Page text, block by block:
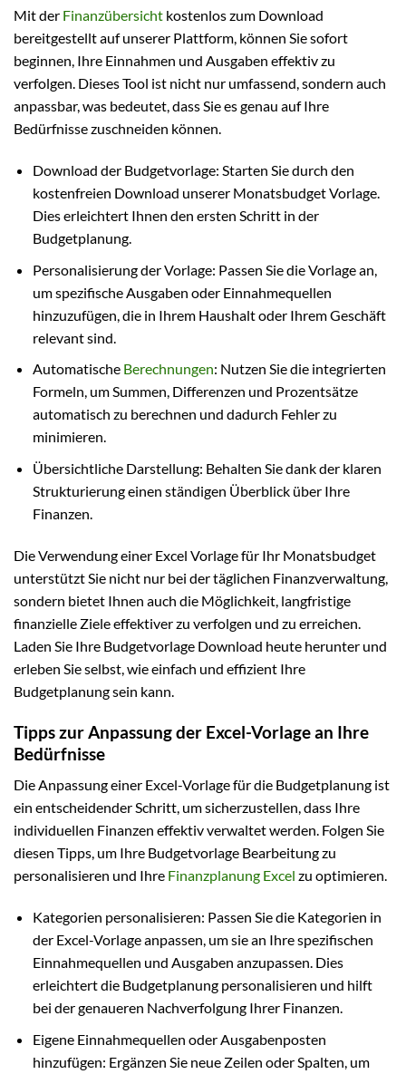
Mit der Finanzübersicht kostenlos zum Download
bereitgestellt auf unserer Plattform, können Sie sofort
beginnen, Ihre Einnahmen und Ausgaben effektiv zu
verfolgen. Dieses Tool ist nicht nur umfassend, sondern auch
anpassbar, was bedeutet, dass Sie es genau auf Ihre
Bedürfnisse zuschneiden können.
Download der Budgetvorlage: Starten Sie durch den
kostenfreien Download unserer Monatsbudget Vorlage.
Dies erleichtert Ihnen den ersten Schritt in der
Budgetplanung.
Personalisierung der Vorlage: Passen Sie die Vorlage an,
um spezifische Ausgaben oder Einnahmequellen
hinzuzufügen, die in Ihrem Haushalt oder Ihrem Geschäft
relevant sind.
Automatische Berechnungen: Nutzen Sie die integrierten
Formeln, um Summen, Differenzen und Prozentsätze
automatisch zu berechnen und dadurch Fehler zu
minimieren.
Übersichtliche Darstellung: Behalten Sie dank der klaren
Strukturierung einen ständigen Überblick über Ihre
Finanzen.
Die Verwendung einer Excel Vorlage für Ihr Monatsbudget
unterstützt Sie nicht nur bei der täglichen Finanzverwaltung,
sondern bietet Ihnen auch die Möglichkeit, langfristige
finanzielle Ziele effektiver zu verfolgen und zu erreichen.
Laden Sie Ihre Budgetvorlage Download heute herunter und
erleben Sie selbst, wie einfach und effizient Ihre
Budgetplanung sein kann.
Tipps zur Anpassung der Excel-Vorlage an Ihre
Bedürfnisse
Die Anpassung einer Excel-Vorlage für die Budgetplanung ist
ein entscheidender Schritt, um sicherzustellen, dass Ihre
individuellen Finanzen effektiv verwaltet werden. Folgen Sie
diesen Tipps, um Ihre Budgetvorlage Bearbeitung zu
personalisieren und Ihre Finanzplanung Excel zu optimieren.
Kategorien personalisieren: Passen Sie die Kategorien in
der Excel-Vorlage anpassen, um sie an Ihre spezifischen
Einnahmequellen und Ausgaben anzupassen. Dies
erleichtert die Budgetplanung personalisieren und hilft
bei der genaueren Nachverfolgung Ihrer Finanzen.
Eigene Einnahmequellen oder Ausgabenposten
hinzufügen: Ergänzen Sie neue Zeilen oder Spalten, um